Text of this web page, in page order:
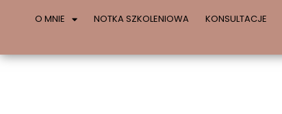
O MNIE NOTKA SZKOLENIOWA KONSULTACJE